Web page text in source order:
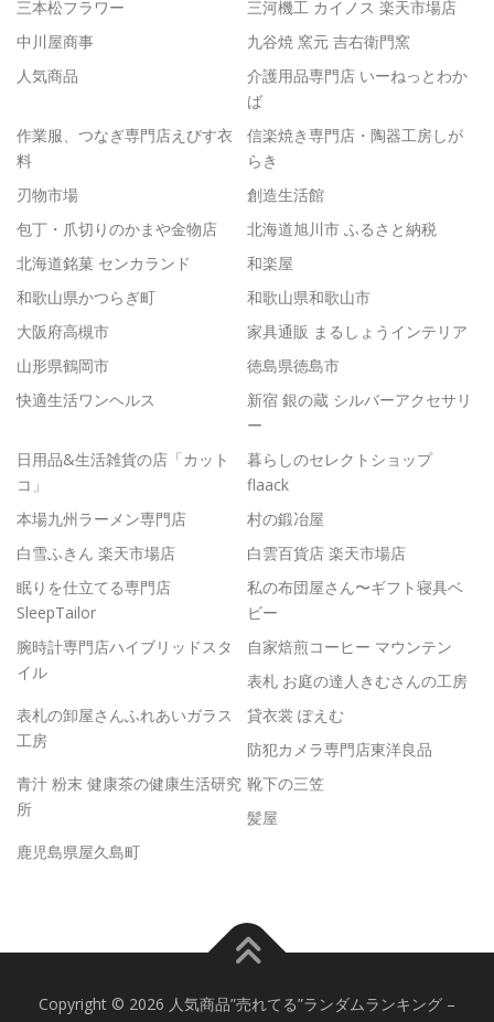
三本松フラワー
三河機工 カイノス 楽天市場店
中川屋商事
九谷焼 窯元 吉右衛門窯
人気商品
介護用品専門店 いーねっとわか
ば
作業服、つなぎ専門店えびす衣
料
信楽焼き専門店・陶器工房しが
らき
刃物市場
創造生活館
包丁・爪切りのかまや金物店
北海道旭川市 ふるさと納税
北海道銘菓 センカランド
和楽屋
和歌山県かつらぎ町
和歌山県和歌山市
大阪府高槻市
家具通販 まるしょうインテリア
山形県鶴岡市
徳島県徳島市
快適生活ワンヘルス
新宿 銀の蔵 シルバーアクセサリ
ー
日用品&生活雑貨の店「カット
コ」
暮らしのセレクトショップ
flaack
本場九州ラーメン専門店
村の鍛冶屋
白雪ふきん 楽天市場店
白雲百貨店 楽天市場店
眠りを仕立てる専門店
SleepTailor
私の布団屋さん〜ギフト寝具ベ
ビー
腕時計専門店ハイブリッドスタ
イル
自家焙煎コーヒー マウンテン
表札 お庭の達人きむさんの工房
表札の卸屋さんふれあいガラス
工房
貸衣裳 ぽえむ
防犯カメラ専門店東洋良品
青汁 粉末 健康茶の健康生活研究
所
靴下の三笠
髪屋
鹿児島県屋久島町
Copyright © 2026 人気商品”売れてる”ランダムランキング –